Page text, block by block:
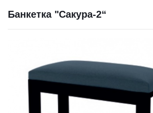
Банкетка "Сакура-2“